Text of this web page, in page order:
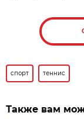
спорт теннис
Также вам